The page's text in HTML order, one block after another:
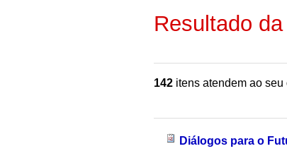
Resultado
142 itens atendem ao seu
Diálogos para o